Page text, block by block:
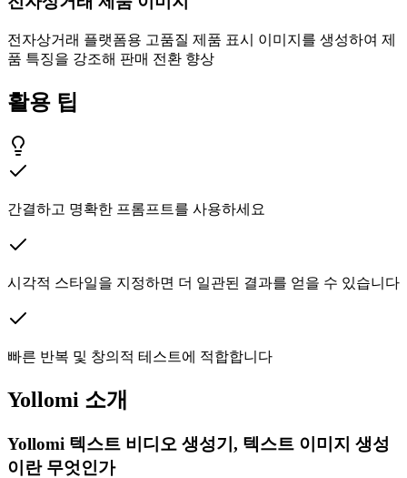
전자상거래 플랫폼용 고품질 제품 표시 이미지를 생성하여 제
품 특징을 강조해 판매 전환 향상
활용 팁
간결하고 명확한 프롬프트를 사용하세요
시각적 스타일을 지정하면 더 일관된 결과를 얻을 수 있습니다
빠른 반복 및 창의적 테스트에 적합합니다
Yollomi 소개
Yollomi 텍스트 비디오 생성기, 텍스트 이미지 생성
이란 무엇인가